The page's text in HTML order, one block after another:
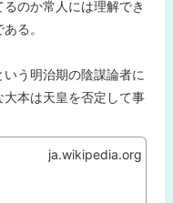
のか常人には理解でき
ある。
いう明治期の陰謀論者に
大本は天皇を否定して事
ja.wikipedia.org